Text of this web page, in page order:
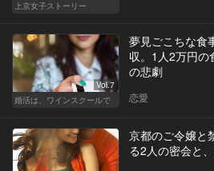
上京女子ストーリー
Vol.7
婚活は、ワインスクールで
夢見ごこちな食
収。1人2万円の
の悲劇
恋愛
京都のご令嬢と
る2人の密会と